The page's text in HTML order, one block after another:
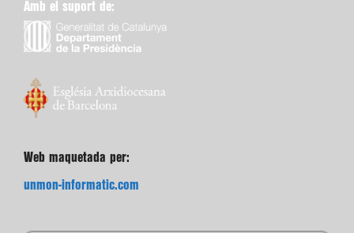
Amb el suport de:
Web maquetada per:
unmon-informatic.com